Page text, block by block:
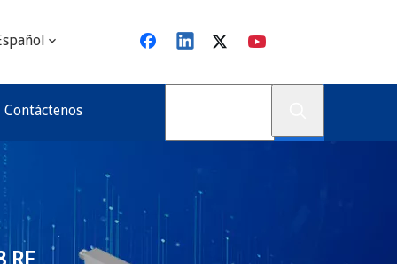
Contáctenos